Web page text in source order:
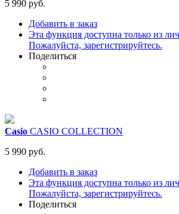
5 990 руб.
Добавить в заказ
Эта функция доступна только из
Пожалуйста, зарегистрируйтесь.
Поделиться
Casio CASIO COLLECTION
5 990 руб.
Добавить в заказ
Эта функция доступна только из
Пожалуйста, зарегистрируйтесь.
Поделиться